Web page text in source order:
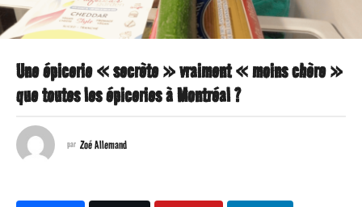
1
a
n
Une épicerie « secrète » vraiment « moins chère »
que toutes les épiceries à Montréal ?
par Zoé Allemand